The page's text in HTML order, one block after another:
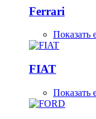
Ferrari
Показать
FIAT
Показать